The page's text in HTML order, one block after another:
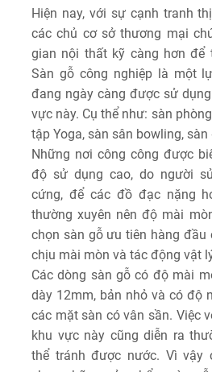
Hiện nay, với sự cạnh tranh
các chủ cơ sở thương mại
gian nội thất kỹ càng hơn để
Sàn gỗ công nghiệp là một
đang ngày càng được sử
vực này. Cụ thể như: sàn
tập Yoga, sàn sân bowling,
Những nơi công công được
độ sử dụng cao, do người
cứng, để các đồ đạc nặng
thường xuyên nên độ mài
chọn sàn gỗ ưu tiên hàng đầu
chịu mài mòn và tác động vật
Các dòng sàn gỗ có độ mài
dày 12mm, bản nhỏ và có độ
các mặt sàn có vân sần. Việc
khu vực này cũng diễn ra
thể tránh được nước. Vì vậy